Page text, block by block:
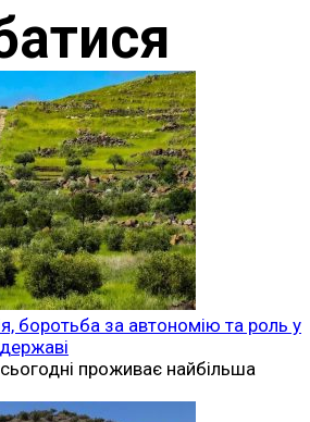
боротьба за автономію та роль у
проживає найбільша